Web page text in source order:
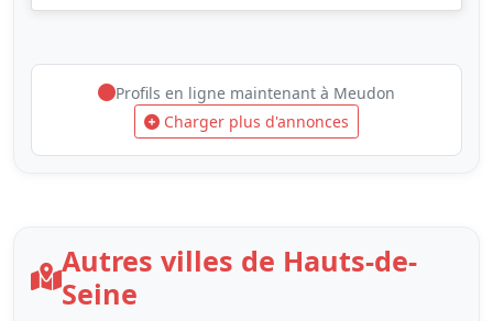
Profils en ligne maintenant à Meudon
Charger plus d'annonces
Autres villes de Hauts-de-
Seine